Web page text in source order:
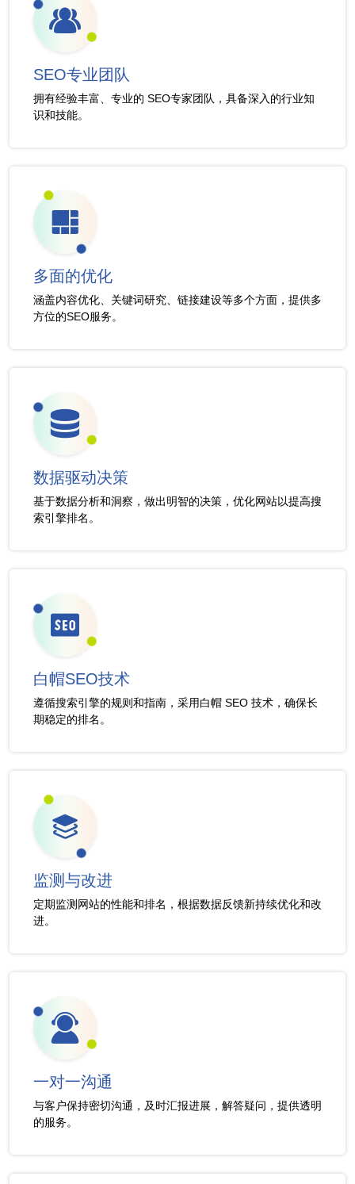
SEO专业团队
拥有经验丰富、专业的 SEO专家团队，具备深入的行业知
识和技能。
多面的优化
涵盖内容优化、关键词研究、链接建设等多个方面，提供多
方位的SEO服务。
数据驱动决策
基于数据分析和洞察，做出明智的决策，优化网站以提高搜
索引擎排名。
白帽SEO技术
遵循搜索引擎的规则和指南，采用白帽 SEO 技术，确保长
期稳定的排名。
监测与改进
定期监测网站的性能和排名，根据数据反馈新持续优化和改
进。
一对一沟通
与客户保持密切沟通，及时汇报进展，解答疑问，提供透明
的服务。